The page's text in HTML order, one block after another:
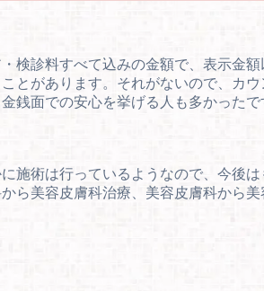
診料すべて込みの金額で、表示金
があります。それがないので、カ
銭面での安心を挙げる人も多かったで
施術は行っているようなので、今後
美容皮膚科治療、美容皮膚科から